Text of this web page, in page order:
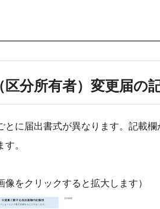
区分所有者）変更届の
とに届出書式が異なります。記載
。
像をクリックすると拡大します）